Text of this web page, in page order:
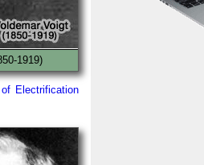
1919)
Electrification